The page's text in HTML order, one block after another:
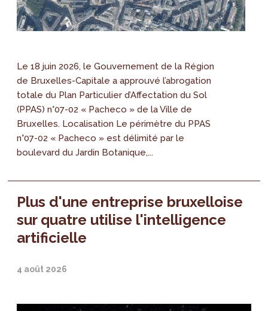
Le 18 juin 2026, le Gouvernement de la Région
de Bruxelles-Capitale a approuvé l’abrogation
totale du Plan Particulier d’Affectation du Sol
(PPAS) n°07-02 « Pacheco » de la Ville de
Bruxelles. Localisation Le périmètre du PPAS
n°07-02 « Pacheco » est délimité par le
boulevard du Jardin Botanique,...
Plus d'une entreprise bruxelloise
sur quatre utilise l'intelligence
artificielle
4 août 2026